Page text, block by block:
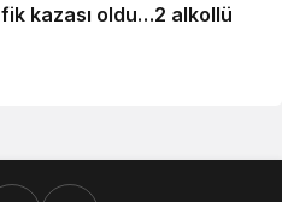
kazası oldu…2 alkollü